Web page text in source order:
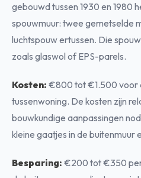
gebouwd tussen 1930 en 1980
spouwmuur: twee gemetselde
luchtspouw ertussen. Die
zoals glaswol of EPS-parels.
Kosten: €800 tot €1.500 voor
tussenwoning. De kosten zijn
bouwkundige aanpassingen
kleine gaatjes in de buitenmuur
Besparing: €200 tot €350 per